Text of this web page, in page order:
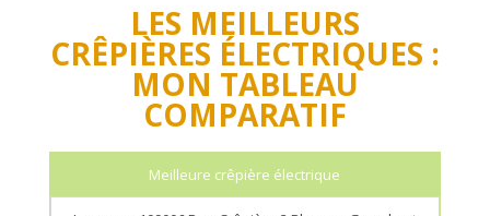
LES MEILLEURS
CRÊPIÈRES ÉLECTRIQUES :
MON TABLEAU
COMPARATIF
Meilleure crêpière électrique